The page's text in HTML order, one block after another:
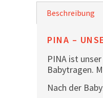
Beschreibung
PINA –
PINA ist
Babytragen.
Nach der